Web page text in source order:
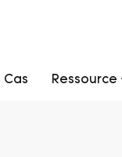
Cas Ressource